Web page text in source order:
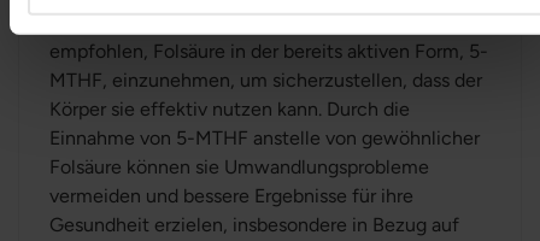
Für Menschen mit der MTHFR-Variation wird daher
empfohlen, Folsäure in der bereits aktiven Form, 5-
MTHF, einzunehmen, um sicherzustellen, dass der
Körper sie effektiv nutzen kann. Durch die
Einnahme von 5-MTHF anstelle von gewöhnlicher
Folsäure können sie Umwandlungsprobleme
vermeiden und bessere Ergebnisse für ihre
Gesundheit erzielen, insbesondere in Bezug auf